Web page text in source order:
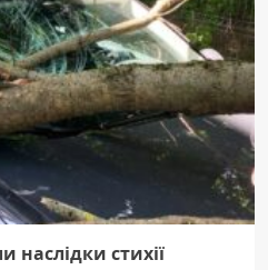
наслідки стихії